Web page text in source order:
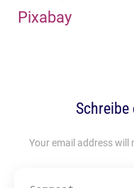
Pixabay
Your email address will